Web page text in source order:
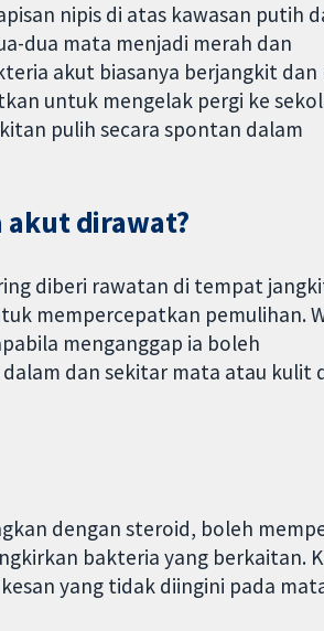
nipis di atas kawasan putih
dua mata menjadi merah dan
akut biasanya berjangkit dan
untuk mengelak pergi ke
pulih secara spontan dalam
dirawat?
diberi rawatan di tempat
mempercepatkan pemulihan.
menganggap ia boleh
dan sekitar mata atau kulit
dengan steroid, boleh
bakteria yang berkaitan.
yang tidak diingini pada